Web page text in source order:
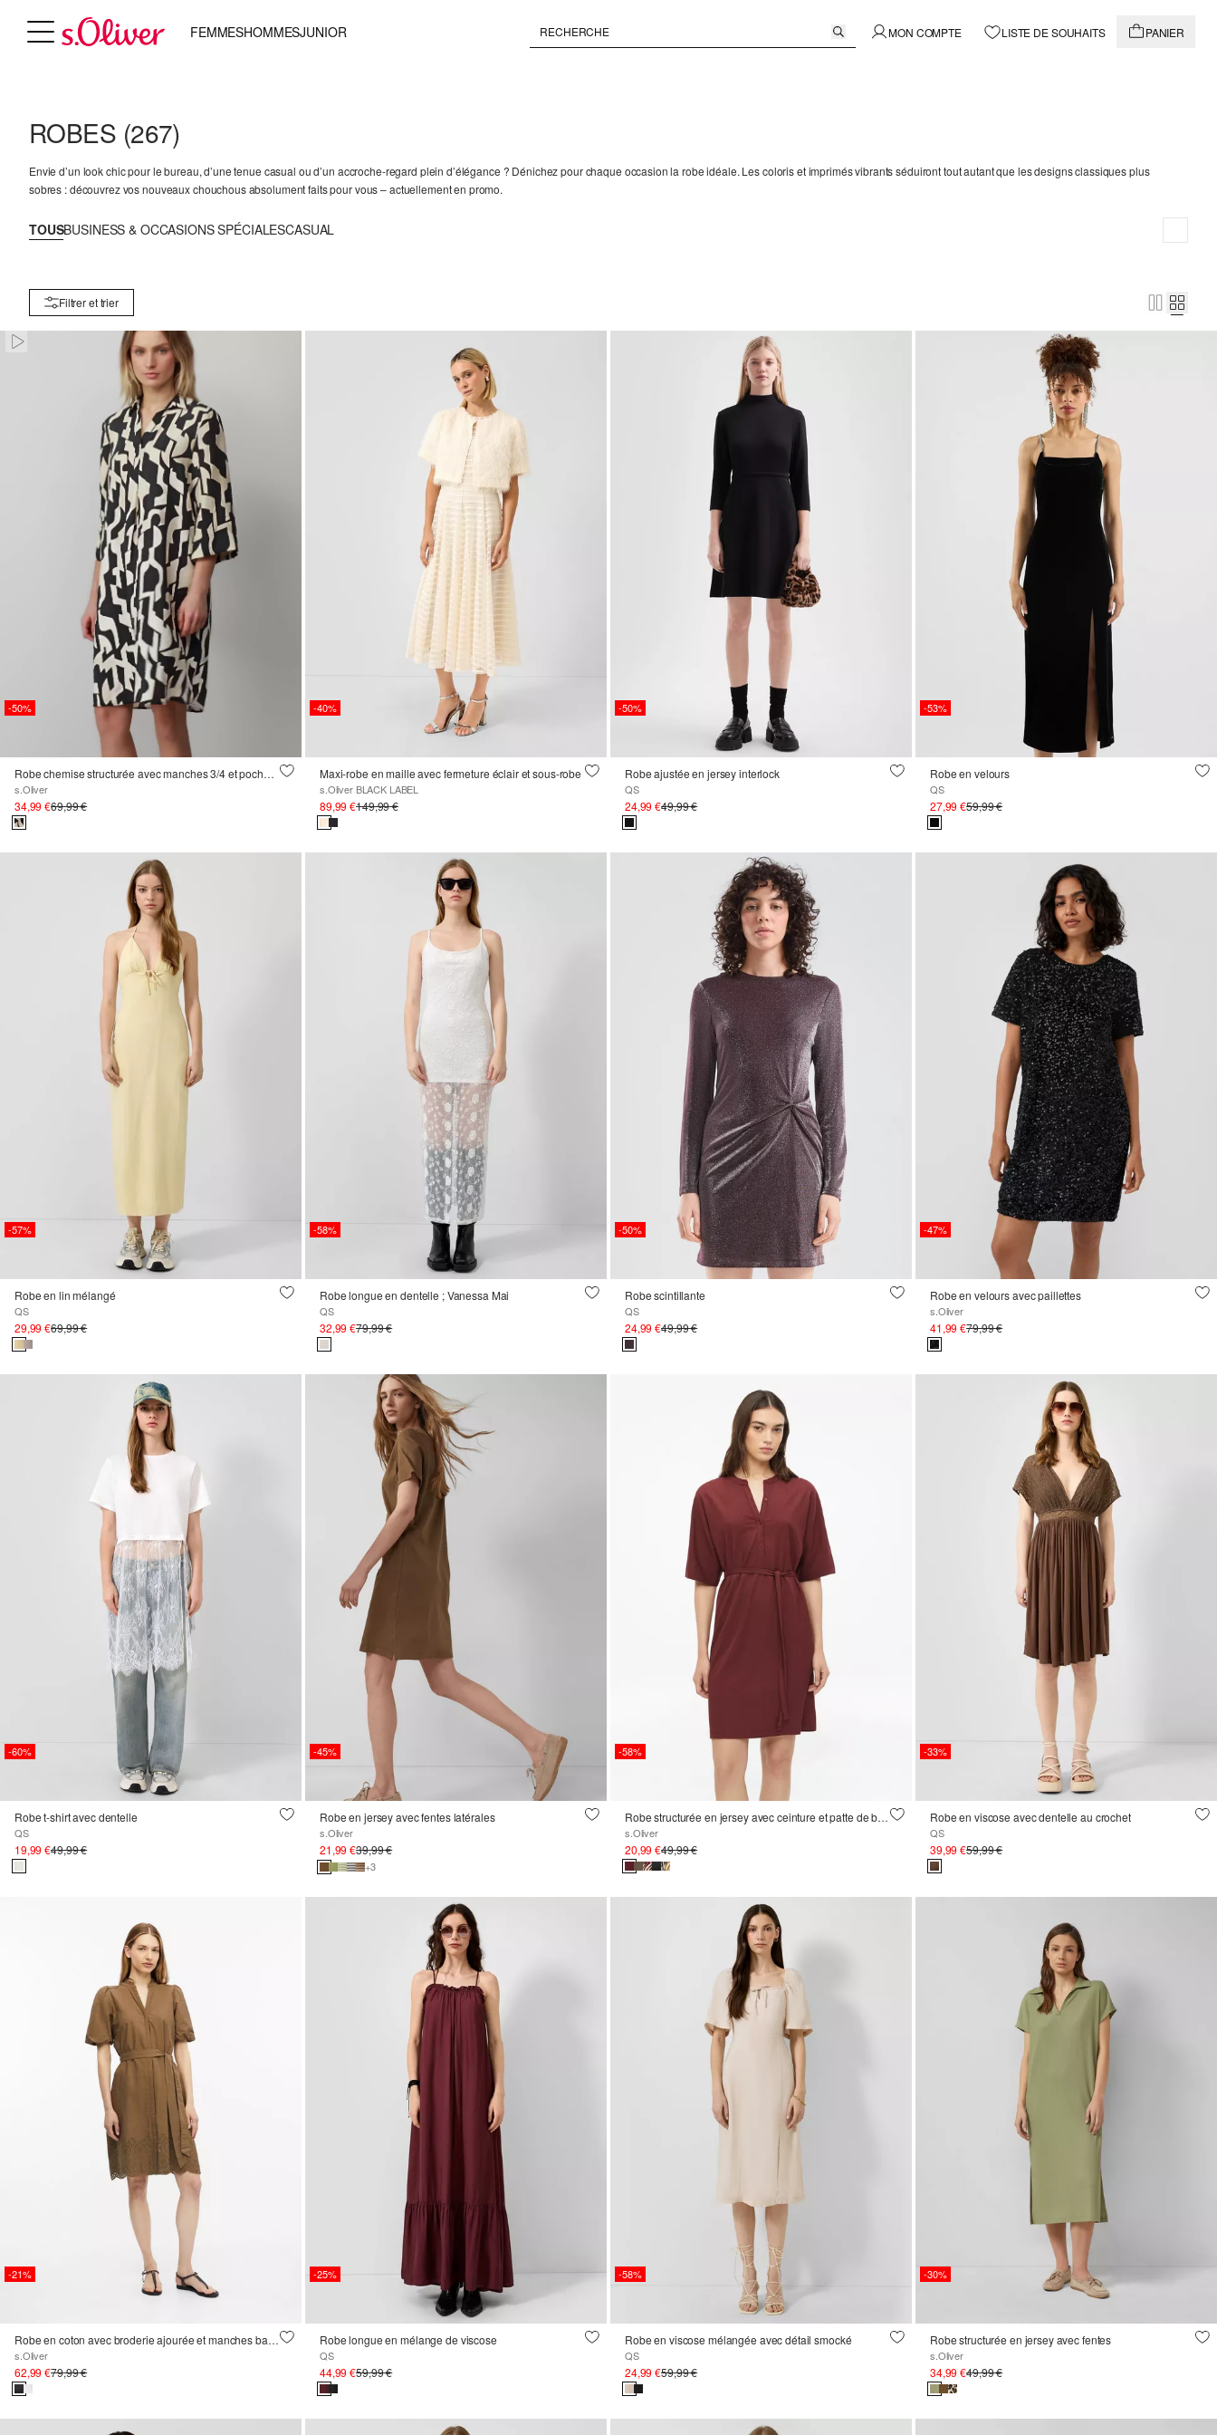
FEMMESHOMMESJUNIOR MON COMPTE LISTE DE SOUHAITS PANIER
ROBES (267)
Envie d’un look chic pour le bureau, d’une tenue casual ou d’un accroche-regard plein d’élégance ? Dénichez pour chaque occasion la robe idéale. Les coloris et imprimés vibrants séduiront tout autant que les designs classiques plus
sobres : découvrez vos nouveaux chouchous absolument faits pour vous – actuellement en promo.
TOUSBUSINESS & OCCASIONS SPÉCIALESCASUAL
Filtrer et trier
Paused • Muted
-50%
Robe chemise structurée avec manches 3/4 et poches latérales fendues
s.Oliver
34,99 €69,99 €
-40%
Maxi-robe en maille avec fermeture éclair et sous-robe
s.Oliver BLACK LABEL
89,99 €149,99 €
-50%
Robe ajustée en jersey interlock
QS
24,99 €49,99 €
-53%
Robe en velours
QS
27,99 €59,99 €
-57%
Robe en lin mélangé
QS
29,99 €69,99 €
-58%
Robe longue en dentelle ; Vanessa Mai
QS
32,99 €79,99 €
-50%
Robe scintillante
QS
24,99 €49,99 €
-47%
Robe en velours avec paillettes
s.Oliver
41,99 €79,99 €
-60%
Robe t-shirt avec dentelle
QS
19,99 €49,99 €
-45%
Robe en jersey avec fentes latérales
s.Oliver
21,99 €39,99 €
+3
-58%
Robe structurée en jersey avec ceinture et patte de boutonnage
s.Oliver
20,99 €49,99 €
-33%
Robe en viscose avec dentelle au crochet
QS
39,99 €59,99 €
-21%
Robe en coton avec broderie ajourée et manches ballon
s.Oliver
62,99 €79,99 €
-25%
Robe longue en mélange de viscose
QS
44,99 €59,99 €
-58%
Robe en viscose mélangée avec détail smocké
QS
24,99 €59,99 €
-30%
Robe structurée en jersey avec fentes
s.Oliver
34,99 €49,99 €